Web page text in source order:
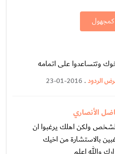
وتتساعدوا على اتمامه
الردود.
23-01-2016
الأنصاري
ولكن اهلك يرغبوا ان
بالاستشارة من اخيك